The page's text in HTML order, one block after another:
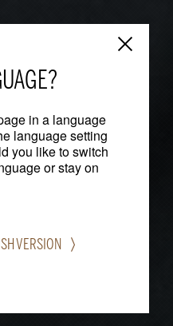
in a language
language setting
you like to switch
or stay on
VERSION